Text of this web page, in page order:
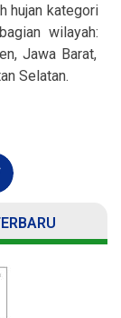
hujan kategori
wilayah:
Jawa Barat,
Selatan.